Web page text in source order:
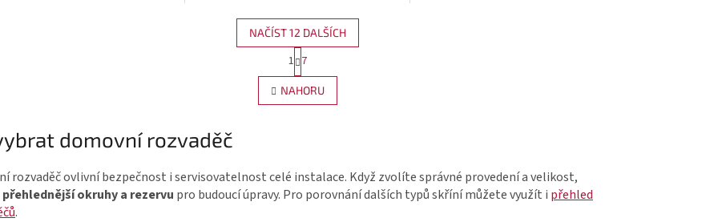
O
v
l
c
í
NAČÍST 12 DALŠÍCH
S
t
r
á
v
á
1 7
NAHORU
domovní rozvaděč
rozvaděč ovlivní bezpečnost i servisovatelnost celé instalace. Když zvolíte správné provedení a velikost,
přehlednější okruhya rezervu pro budoucí úpravy. Pro porovnání dalších typů skříní můžete využít i přehled
.